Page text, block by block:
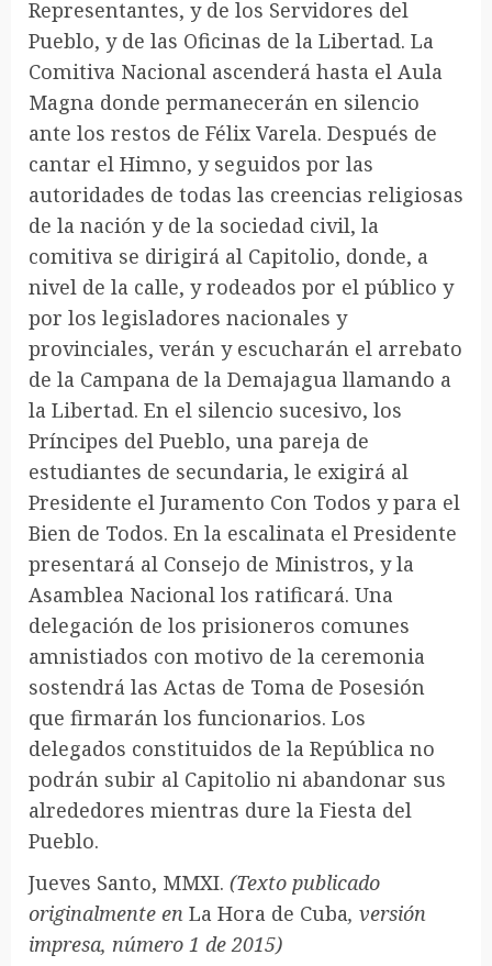
Representantes, y de los Servidores del
Pueblo, y de las Oficinas de la Libertad. La
Comitiva Nacional ascenderá hasta el Aula
Magna donde permanecerán en silencio
ante los restos de Félix Varela. Después de
cantar el Himno, y seguidos por las
autoridades de todas las creencias religiosas
de la nación y de la sociedad civil, la
comitiva se dirigirá al Capitolio, donde, a
nivel de la calle, y rodeados por el público y
por los legisladores nacionales y
provinciales, verán y escucharán el arrebato
de la Campana de la Demajagua llamando a
la Libertad. En el silencio sucesivo, los
Príncipes del Pueblo, una pareja de
estudiantes de secundaria, le exigirá al
Presidente el Juramento Con Todos y para el
Bien de Todos. En la escalinata el Presidente
presentará al Consejo de Ministros, y la
Asamblea Nacional los ratificará. Una
delegación de los prisioneros comunes
amnistiados con motivo de la ceremonia
sostendrá las Actas de Toma de Posesión
que firmarán los funcionarios. Los
delegados constituidos de la República no
podrán subir al Capitolio ni abandonar sus
alrededores mientras dure la Fiesta del
Pueblo.
Jueves Santo, MMXI. (Texto publicado
originalmente en La Hora de Cuba, versión
impresa, número 1 de 2015)